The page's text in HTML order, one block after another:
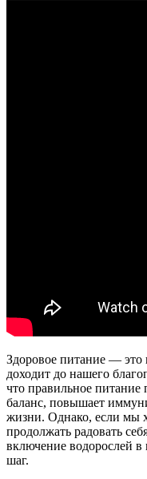
Здоровое питание — это
доходит до нашего
что правильное питание
баланс, повышает
жизни. Однако, если мы
продолжать радовать
включение водорослей
шаг.